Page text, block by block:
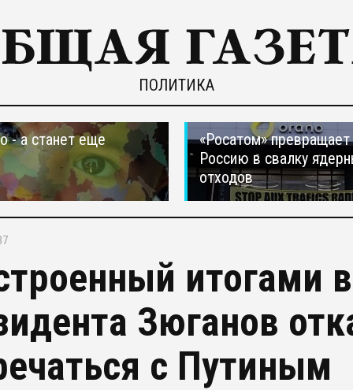
ПОЛИТИКА
- а станет еще
«Росатом» превращает
Россию в свалку
отходов
итогами
Зюганов
с Путиным